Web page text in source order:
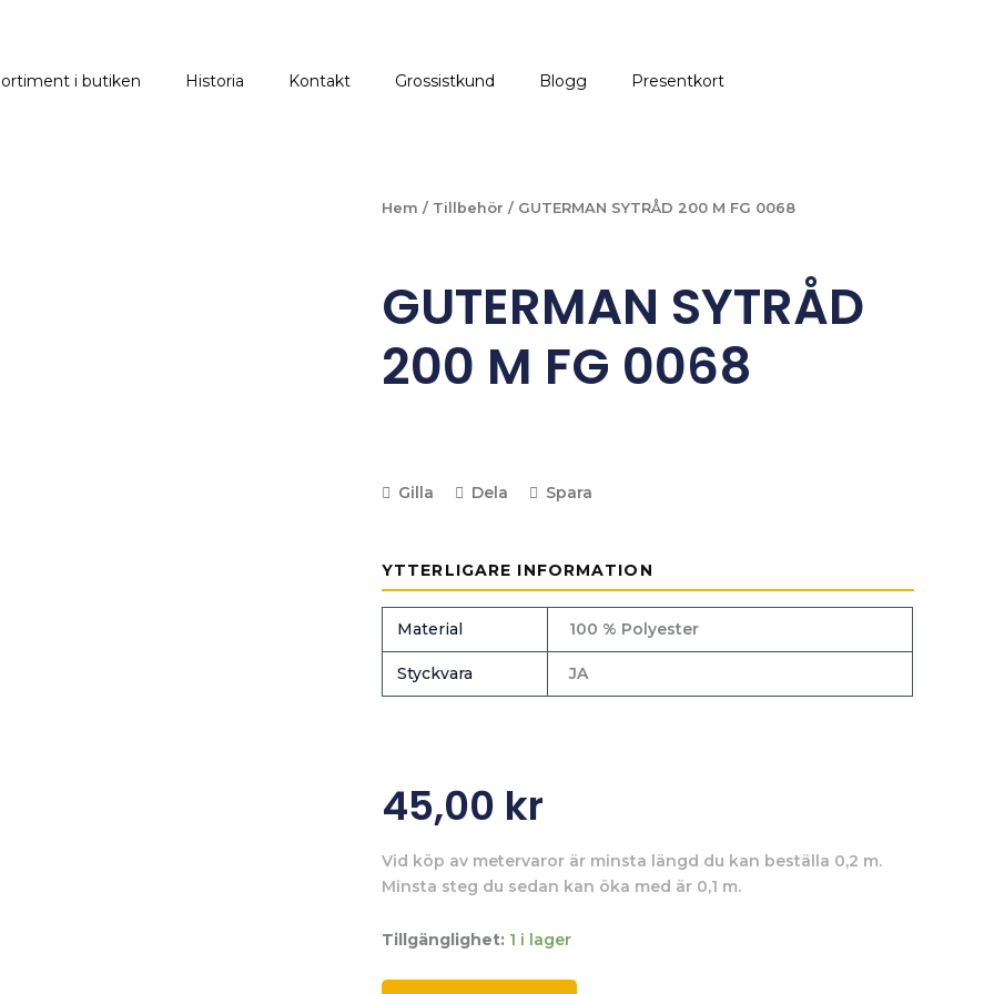
i butiken Historia Kontakt Grossistkund Blogg Presentkort
Hem / Tillbehör / GUTERMAN SYTRÅD 200 M FG 0068
GUTERMAN SYTRÅD
200 M FG 0068
Gilla Dela Spara
YTTERLIGARE INFORMATION
Material 100 % Polyester
Styckvara JA
45,00 kr
Vid köp av metervaror är minsta längd du kan beställa 0,2 m.
Minsta steg du sedan kan öka med är 0,1 m.
Tillgänglighet: 1 i lager